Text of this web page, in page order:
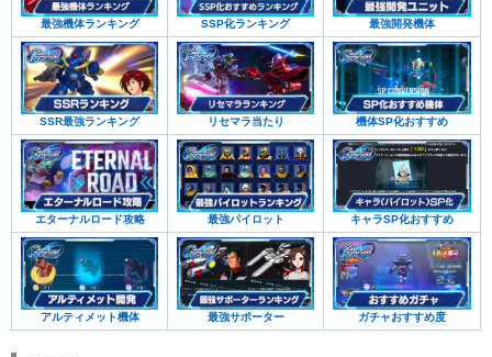
最強機体ランキング SSP化ランキング 最強開発機体
SSR最強ランキング リセマラ当たり 機体SP化おすすめ
エターナルロード攻略 最強パイロット キャラSP化おすすめ
アルティメット機体 最強サポーター ガチャおすすめ度